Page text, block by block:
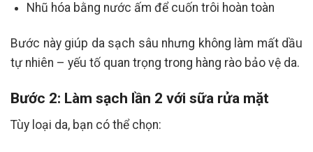
Nhũ hóa bằng nước ấm để cuốn trôi hoàn toàn
Bước này giúp da sạch sâu nhưng không làm mất dầu
tự nhiên – yếu tố quan trọng trong hàng rào bảo vệ da.
Bước 2: Làm sạch lần 2 với sữa rửa mặt
Tùy loại da, bạn có thể chọn: